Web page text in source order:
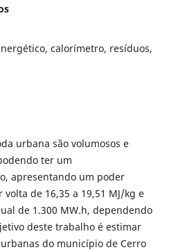
calorímetro, resíduos,
urbana são volumosos e
ter um
apresentando um poder
de 16,35 a 19,51 MJ/kg e
de 1.300 MW.h, dependendo
deste trabalho é estimar
do município de Cerro